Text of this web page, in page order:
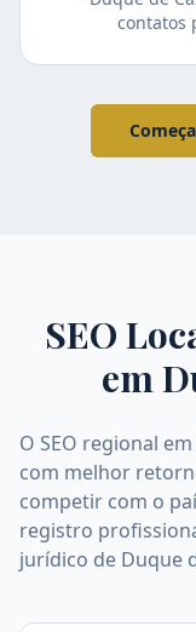
contatos
SEO
em
O SEO regional
com melhor
competir com o
registro
jurídico de Duque